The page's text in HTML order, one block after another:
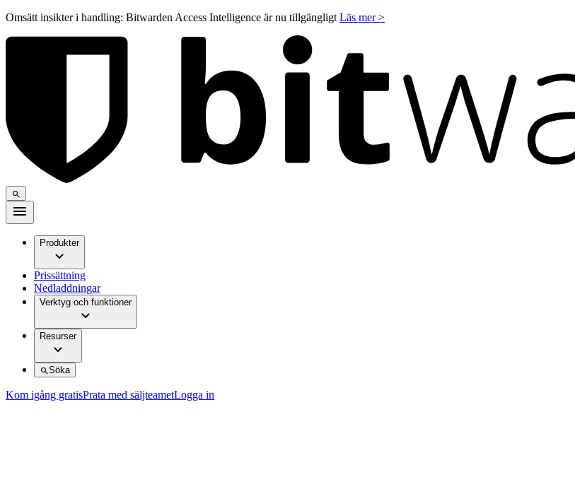
Omsätt insikter i handling: Bitwarden Access Intelligence är nu tillgängligt Läs mer >
Produkter
Prissättning
Nedladdningar
Verktyg och funktioner
Resurser
Söka
Kom igång gratisPrata med säljteametLogga in